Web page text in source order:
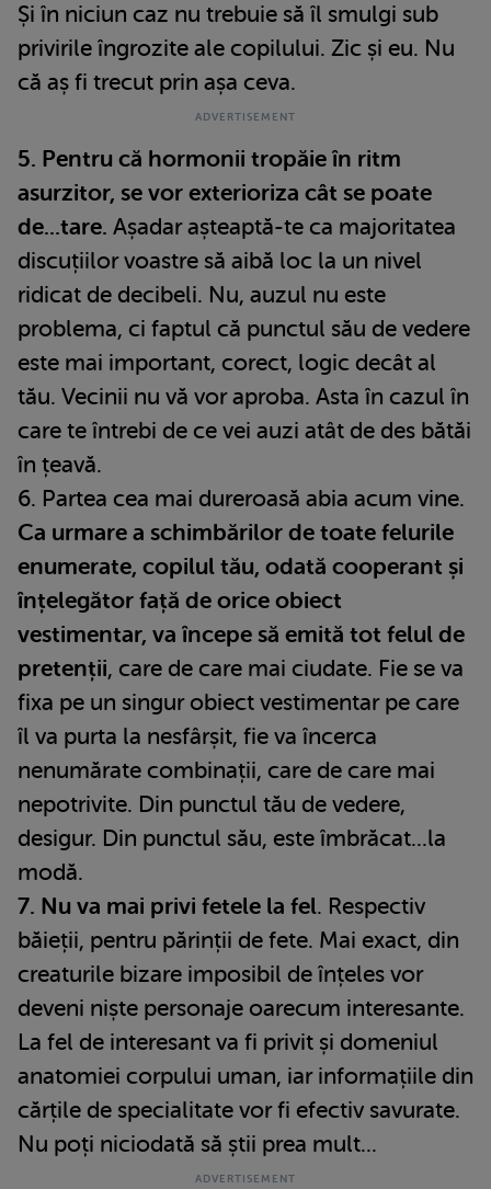
Și în niciun caz nu trebuie să îl smulgi sub
privirile îngrozite ale copilului. Zic și eu. Nu
că aș fi trecut prin așa ceva.
5. Pentru că hormonii tropăie în ritm
asurzitor, se vor exterioriza cât se poate
de...tare. Așadar așteaptă-te ca majoritatea
discuțiilor voastre să aibă loc la un nivel
ridicat de decibeli. Nu, auzul nu este
problema, ci faptul că punctul său de vedere
este mai important, corect, logic decât al
tău. Vecinii nu vă vor aproba. Asta în cazul în
care te întrebi de ce vei auzi atât de des bătăi
în țeavă.
6. Partea cea mai dureroasă abia acum vine.
Ca urmare a schimbărilor de toate felurile
enumerate, copilul tău, odată cooperant și
înțelegător față de orice obiect
vestimentar, va începe să emită tot felul de
pretenții, care de care mai ciudate. Fie se va
fixa pe un singur obiect vestimentar pe care
îl va purta la nesfârșit, fie va încerca
nenumărate combinații, care de care mai
nepotrivite. Din punctul tău de vedere,
desigur. Din punctul său, este îmbrăcat...la
modă.
7. Nu va mai privi fetele la fel. Respectiv
băieții, pentru părinții de fete. Mai exact, din
creaturile bizare imposibil de înțeles vor
deveni niște personaje oarecum interesante.
La fel de interesant va fi privit și domeniul
anatomiei corpului uman, iar informațiile din
cărțile de specialitate vor fi efectiv savurate.
Nu poți niciodată să știi prea mult...